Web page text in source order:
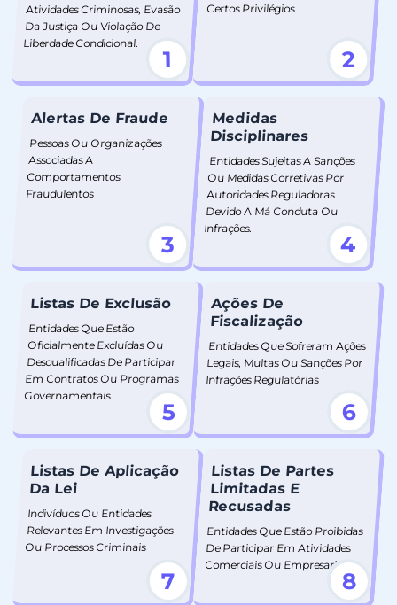
Atividades Criminosas, Evasão
Da Justiça Ou Violação De
Liberdade Condicional.
1
Certos Privilégios
2
Alertas De Fraude
Pessoas Ou Organizações
Associadas A
Comportamentos
Fraudulentos
3
Medidas
Disciplinares
Entidades Sujeitas A Sanções
Ou Medidas Corretivas Por
Autoridades Reguladoras
Devido A Má Conduta Ou
Infrações.
4
Listas De Exclusão
Entidades Que Estão
Oficialmente Excluídas Ou
Desqualificadas De Participar
Em Contratos Ou Programas
Governamentais
5
Ações De
Fiscalização
Entidades Que Sofreram Ações
Legais, Multas Ou Sanções Por
Infrações Regulatórias
6
Listas De Aplicação
Da Lei
Indivíduos Ou Entidades
Relevantes Em Investigações
Ou Processos Criminais
7
Listas De Partes
Limitadas E
Recusadas
Entidades Que Estão Proibidas
De Participar Em Atividades
Comerciais Ou Empresariais.
8